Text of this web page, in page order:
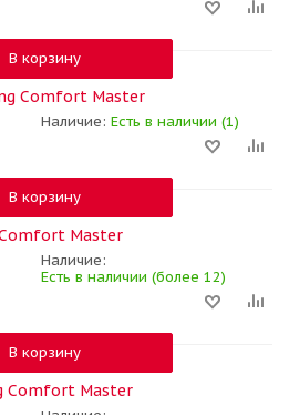
В корзину
Comfort Master
Наличие: Есть в наличии (1)
В корзину
Comfort Master
Наличие:
Есть в наличии (более 12)
В корзину
Comfort Master